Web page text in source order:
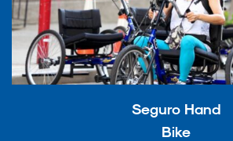
Seguro Hand
Bike